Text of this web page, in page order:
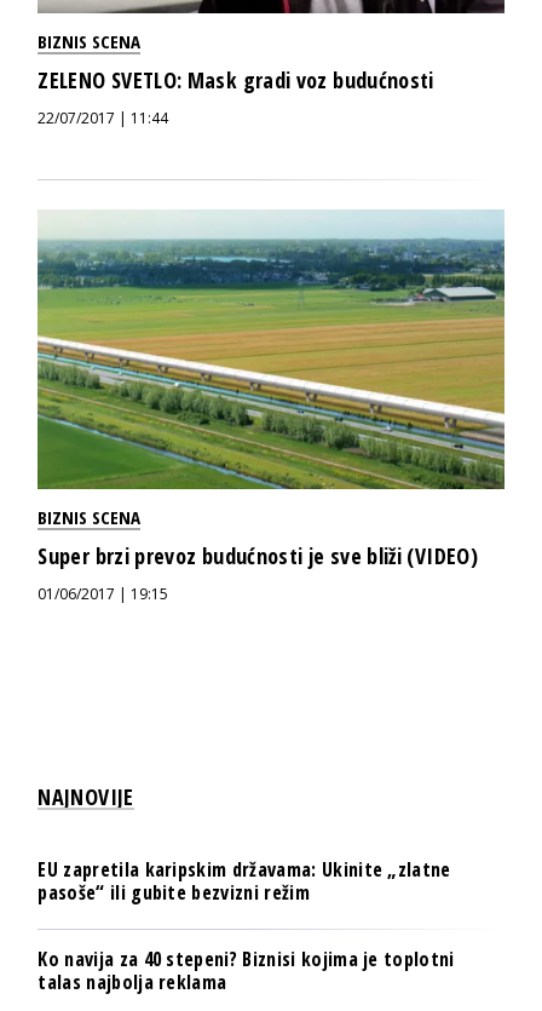
BIZNIS SCENA
ZELENO SVETLO: Mask gradi voz budućnosti
22/07/2017 | 11:44
BIZNIS SCENA
Super brzi prevoz budućnosti je sve bliži (VIDEO)
01/06/2017 | 19:15
NAJNOVIJE
EU zapretila karipskim državama: Ukinite „zlatne
pasoše“ ili gubite bezvizni režim
Ko navija za 40 stepeni? Biznisi kojima je toplotni
talas najbolja reklama